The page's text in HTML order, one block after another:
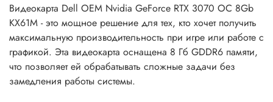
Видеокарта Dell OEM Nvidia GeForce RTX 3070 OC 8Gb
KX61M - это мощное решение для тех, кто хочет получить
максимальную производительность при игре или работе с
графикой. Эта видеокарта оснащена 8 Гб GDDR6 памяти,
что позволяет ей обрабатывать сложные задачи без
замедления работы системы.